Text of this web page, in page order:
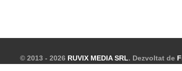
© 2013 - 2026 RUVIX MEDIA SRL. Dezvoltat de